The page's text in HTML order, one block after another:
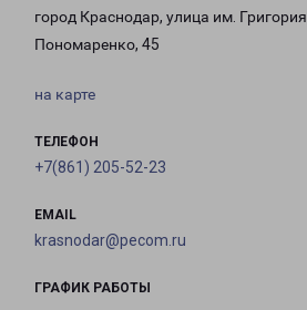
город Краснодар, улица им. Григория
Пономаренко, 45
на карте
ТЕЛЕФОН
+7(861) 205-52-23
EMAIL
krasnodar@pecom.ru
ГРАФИК РАБОТЫ